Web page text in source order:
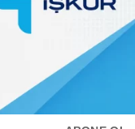
Telegram